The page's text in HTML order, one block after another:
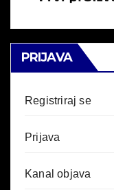
PRIJAVA
Registriraj se
Prijava
Kanal objava